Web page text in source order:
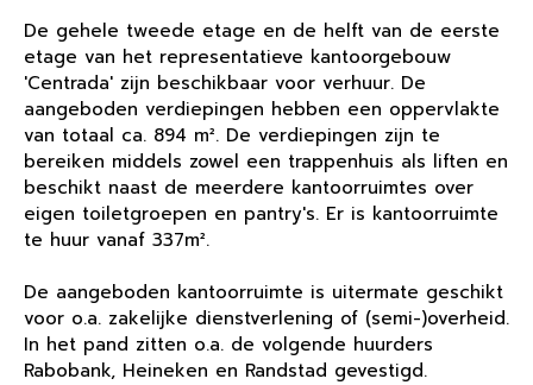
De gehele tweede etage en de helft van de eerste
etage van het representatieve kantoorgebouw
'Centrada' zijn beschikbaar voor verhuur. De
aangeboden verdiepingen hebben een oppervlakte
van totaal ca. 894 m². De verdiepingen zijn te
bereiken middels zowel een trappenhuis als liften en
beschikt naast de meerdere kantoorruimtes over
eigen toiletgroepen en pantry's. Er is kantoorruimte
te huur vanaf 337m².
De aangeboden kantoorruimte is uitermate geschikt
voor o.a. zakelijke dienstverlening of (semi-)overheid.
In het pand zitten o.a. de volgende huurders
Rabobank, Heineken en Randstad gevestigd.